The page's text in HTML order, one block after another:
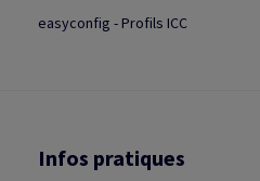
easyconfig - Profils ICC
Infos pratiques